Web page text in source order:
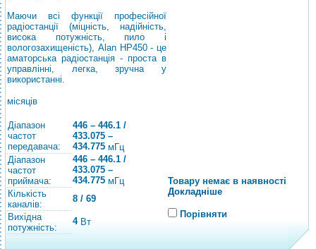
Маючи всі функції професійної
радіостанції (міцність, надійність,
висока потужність, пило і
вологозахищеність), Alan HP450 - це
аматорська радіостанція - проста в
управлінні, легка, зручна у
використанні.
місяців
Діапазон
частот
передавача:
446 – 446.1 /
433.075 –
434.775 мГц
Діапазон
частот
приймача:
446 – 446.1 /
433.075 –
434.775 мГц
Кількість
каналів:
8 / 69
Вихідна
потужність:
4Вт
Товару немає в наявності
Докладніше
Порівняти